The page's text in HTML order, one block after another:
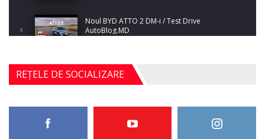
4
Noul BYD ATTO 2 DM-i / Test Drive
AutoBlog.MD
5
Noul Mercedes-Benz S-Class facelift (S 580
4MATIC V223) / Test Drive AutoBlog.MD
27:33
REȚELE DE SOCIALIZARE